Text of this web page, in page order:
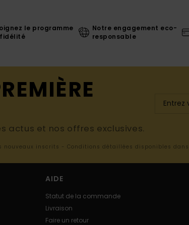
le programme
Notre engagement eco-
responsable
actus et nos offres exclusives.
nouveaux inscrits - Conditions détaillées disponibles
AIDE
Statut de la commande
Livraison
Faire un retour